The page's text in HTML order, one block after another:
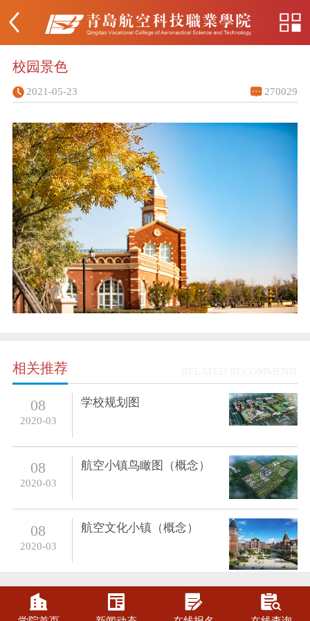
校园景色
2021-05-23 270029
相关推荐
08
2020-03
学校规划图
08
2020-03
航空小镇鸟瞰图（概念）
08
2020-03
航空文化小镇（概念）
   